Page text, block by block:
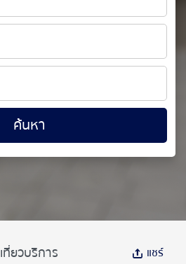
ค้นหา
เที่ยวบริการ แชร์